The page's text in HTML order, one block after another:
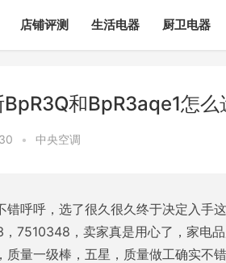
店铺评测 生活电器 厨卫电器
和BpR3aqe1怎
• 中央空调
错呼呼，选了很久很久终于决定入手
7510348，卖家真是用心了，家电
质量一级棒，五星，质量做工确实不